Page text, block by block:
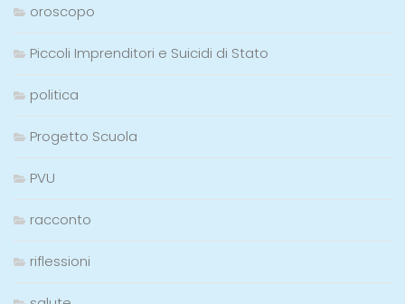
oroscopo
Piccoli Imprenditori e Suicidi di Stato
politica
Progetto Scuola
PVU
racconto
riflessioni